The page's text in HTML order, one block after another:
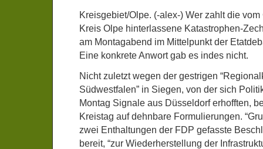
Kreisgebiet/Olpe. (-alex-) Wer zahlt die vom
Kreis Olpe hinterlassene Katastrophen-
am Montagabend im Mittelpunkt der
Eine konkrete Anwort gab es indes nicht.
Nicht zuletzt wegen der gestrigen
Südwestfalen” in Siegen, von der sich
Montag Signale aus Düsseldorf erhofften,
Kreistag auf dehnbare Formulierungen.
zwei Enthaltungen der FDP gefasste
bereit, “zur Wiederherstellung der